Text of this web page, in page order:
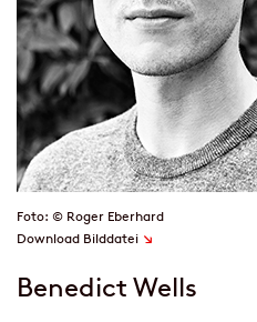
Foto: © Roger Eberhard
Download Bilddatei ↘
Benedict Wells